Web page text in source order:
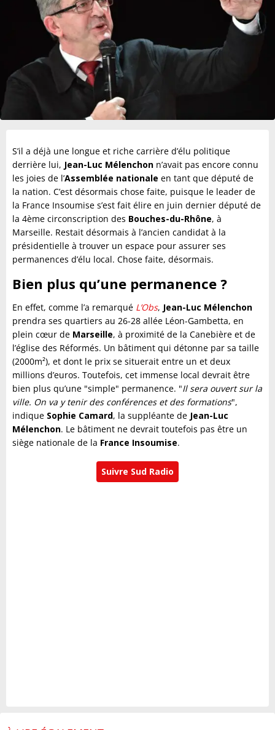
S’il a déjà une longue et riche carrière d’élu politique
derrière lui, Jean-Luc Mélenchon n’avait pas encore connu
les joies de l’Assemblée nationale en tant que député de
la nation. C’est désormais chose faite, puisque le leader de
la France Insoumise s’est fait élire en juin dernier député de
la 4ème circonscription des Bouches-du-Rhône, à
Marseille. Restait désormais à l’ancien candidat à la
présidentielle à trouver un espace pour assurer ses
permanences d’élu local. Chose faite, désormais.
Bien plus qu’une permanence ?
En effet, comme l’a remarqué L’Obs, Jean-Luc Mélenchon
prendra ses quartiers au 26-28 allée Léon-Gambetta, en
plein cœur de Marseille, à proximité de la Canebière et de
l’église des Réformés. Un bâtiment qui détonne par sa taille
(2000m²), et dont le prix se situerait entre un et deux
millions d’euros. Toutefois, cet immense local devrait être
bien plus qu’une "simple" permanence. "Il sera ouvert sur la
ville. On va y tenir des conférences et des formations",
indique Sophie Camard, la suppléante de Jean-Luc
Mélenchon. Le bâtiment ne devrait toutefois pas être un
siège nationale de la France Insoumise.
Suivre Sud Radio